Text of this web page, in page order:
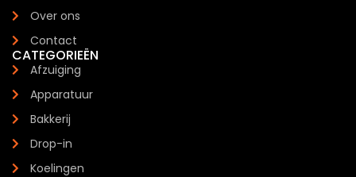
Over ons
Contact
CATEGORIEËN
Afzuiging
Apparatuur
Bakkerij
Drop-in
Koelingen